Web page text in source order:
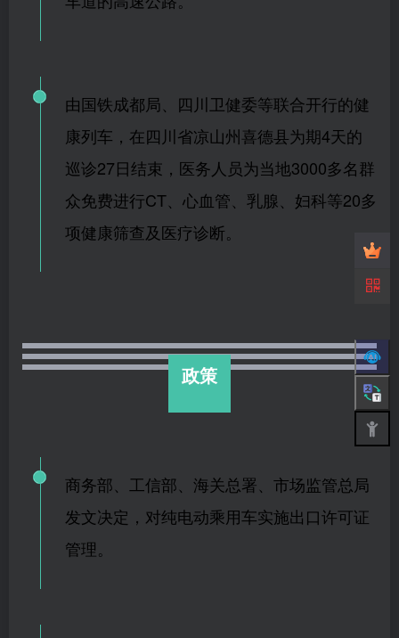
由国铁成都局、四川卫健委等联合开行的健
康列车，在四川省凉山州喜德县为期4天的
巡诊27日结束，医务人员为当地3000多名群
众免费进行CT、心血管、乳腺、妇科等20多
项健康筛查及医疗诊断。
政策
商务部、工信部、海关总署、市场监管总局
发文决定，对纯电动乘用车实施出口许可证
管理。